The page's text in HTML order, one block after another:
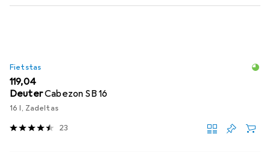
Fietstas
EUR
119,04
DeuterCabezon SB 16
16 l, Zadeltas
23